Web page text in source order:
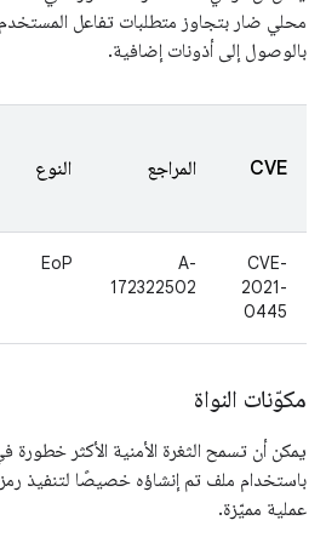
محلي ضار بتجاوز متطلبات تفاعل
بالوصول إلى أذونات إضافية.
CVE المراجع النوع
CVE-
2021-
0445
A-
172322502
EoP
مكوّنات النواة
يمكن أن تسمح الثغرة الأمنية الأكثر
باستخدام ملف تم إنشاؤه خصيصًا لتنفيذ
عملية مميّزة.